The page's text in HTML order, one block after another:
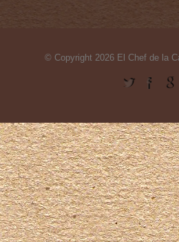
© Copyright 2026 El Chef de la